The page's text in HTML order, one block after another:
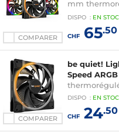
COMPARER
mm
ARGB
DISPO : EN
CHF65.50
COMPARER
be quiet!
Speed ARGB
DISPO : EN
CHF24.50